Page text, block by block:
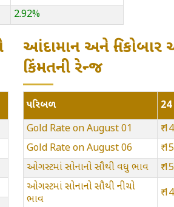
2.92%
આંદામાન અને
કિંમતની રેન્જ
પરિબળ 24
Gold Rate on August 01
₹
Gold Rate on August 06
₹
ઓગસ્ટમાં સોનાનો સૌથી વધુ ભાવ
₹
ઓગસ્ટમાં સોનાનો સૌથી નીચો
ભાવ
₹